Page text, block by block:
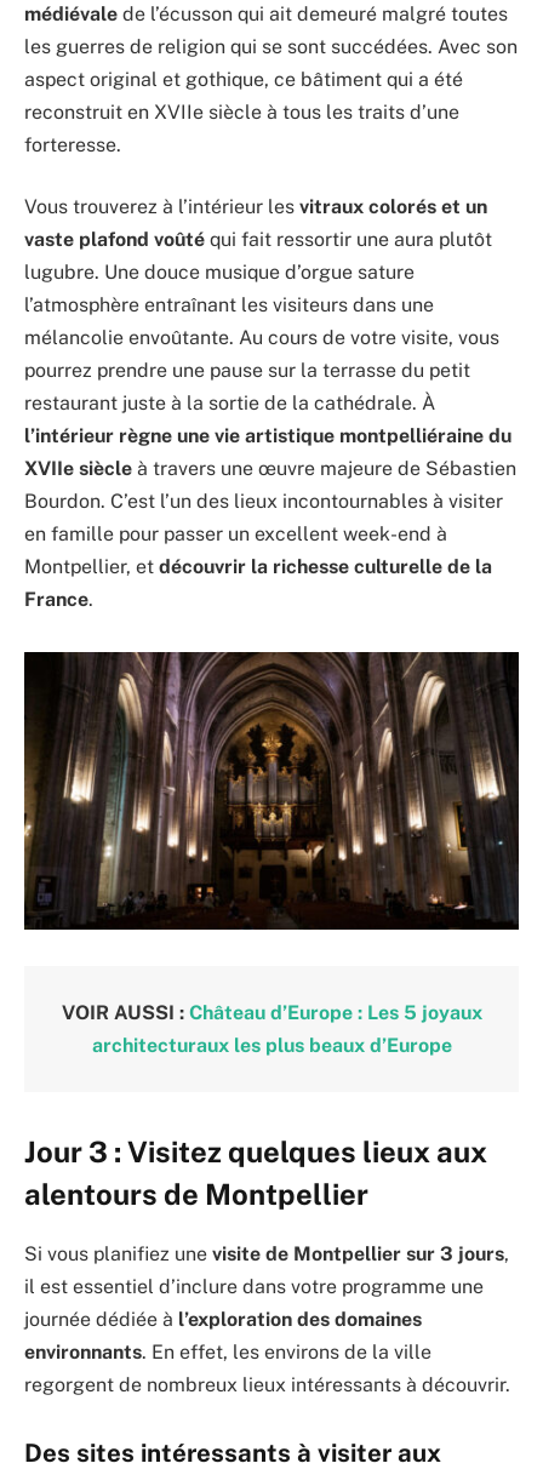
médiévale de l’écusson qui ait demeuré malgré toutes
les guerres de religion qui se sont succédées. Avec son
aspect original et gothique, ce bâtiment qui a été
reconstruit en XVIIe siècle à tous les traits d’une
forteresse.
Vous trouverez à l’intérieur les vitraux colorés et un
vaste plafond voûté qui fait ressortir une aura plutôt
lugubre. Une douce musique d’orgue sature
l’atmosphère entraînant les visiteurs dans une
mélancolie envoûtante. Au cours de votre visite, vous
pourrez prendre une pause sur la terrasse du petit
restaurant juste à la sortie de la cathédrale. À
l’intérieur règne une vie artistique montpelliéraine du
XVIIe siècle à travers une œuvre majeure de Sébastien
Bourdon. C’est l’un des lieux incontournables à visiter
en famille pour passer un excellent week-end à
Montpellier, et découvrir la richesse culturelle de la
France.
VOIR AUSSI : Château d’Europe : Les 5 joyaux
architecturaux les plus beaux d’Europe
Jour 3 : Visitez quelques lieux aux
alentours de Montpellier
Si vous planifiez une visite de Montpellier sur 3 jours,
il est essentiel d’inclure dans votre programme une
journée dédiée à l’exploration des domaines
environnants. En effet, les environs de la ville
regorgent de nombreux lieux intéressants à découvrir.
Des sites intéressants à visiter aux